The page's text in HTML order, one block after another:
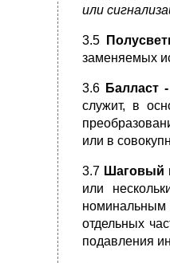
или
3.5
заменяемых
3.6 Балласт -
служит, в
или в
3.7 Шаговый
или
отдельных
подавления